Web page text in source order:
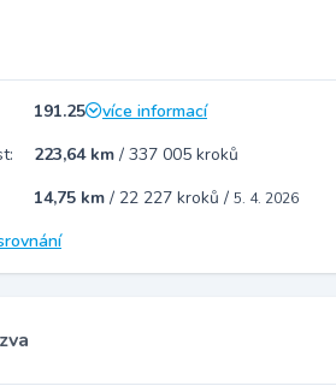
191.25
více informací
223,64 km / 337 005 kroků
14,75 km / 22 227 kroků / 5. 4. 2026